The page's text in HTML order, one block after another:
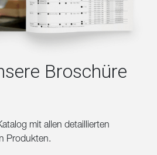
Broschüre
mit allen detaillierten
Produkten.